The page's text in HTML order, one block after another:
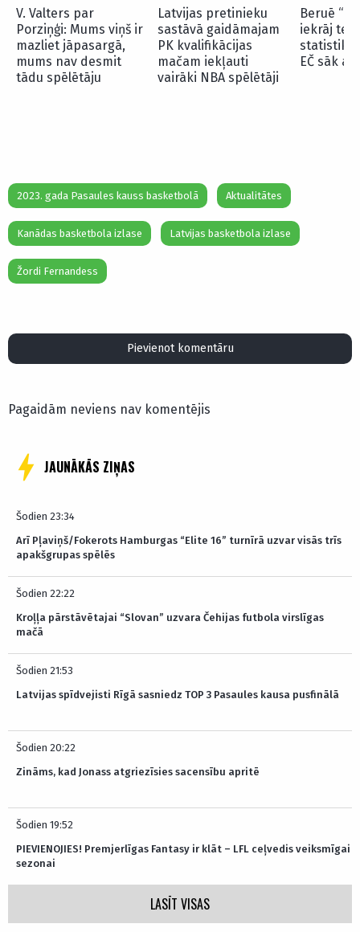
V. Valters par
Porziņģi: Mums viņš ir
mazliet jāpasargā,
mums nav desmit
tādu spēlētāju
Latvijas pretinieku
sastāvā gaidāmajam
PK kvalifikācijas
mačam iekļauti
vairāki NBA spēlētāji
Beruē
iekrāj
statistiku,
EČ sāk ar
2023. gada Pasaules kauss basketbolā Aktualitātes
Kanādas basketbola izlase Latvijas basketbola izlase
Žordi Fernandess
Pievienot komentāru
Pagaidām neviens nav komentējis
JAUNĀKĀS ZIŅAS
Šodien 23:34
Arī Pļaviņš/Fokerots Hamburgas “Elite 16” turnīrā uzvar visās trīs
apakšgrupas spēlēs
Šodien 22:22
Kroļļa pārstāvētajai “Slovan” uzvara Čehijas futbola virslīgas
mačā
Šodien 21:53
Latvijas spīdvejisti Rīgā sasniedz TOP 3 Pasaules kausa pusfinālā
Šodien 20:22
Zināms, kad Jonass atgriezīsies sacensību apritē
Šodien 19:52
PIEVIENOJIES! Premjerlīgas Fantasy ir klāt – LFL ceļvedis veiksmīgai
sezonai
LASĪT VISAS